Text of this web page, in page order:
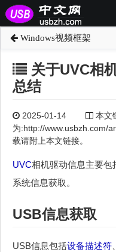
Windows视频框架
关于UVC相
总结
2025-01-14
本文
为:http://www.usbzh.com/
载请附上本文链接。
UVC相机驱动信息主要包
系统信息获取。
USB信息获取
USB信息包括设备描述符、